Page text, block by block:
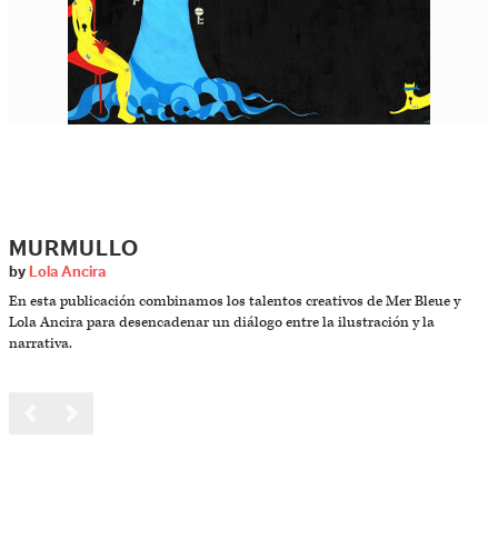
MURMULLO
by Lola Ancira
En esta publicación combinamos los talentos creativos de Mer Bleue y
Lola Ancira para desencadenar un diálogo entre la ilustración y la
narrativa.